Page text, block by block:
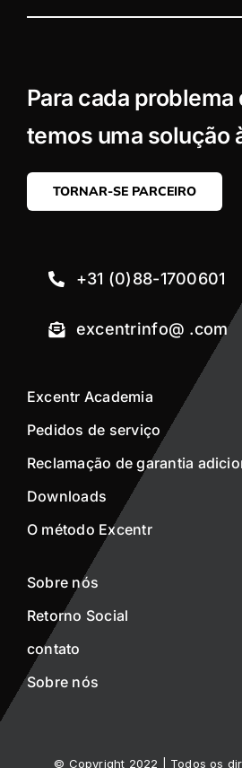
Para cada
temos uma solução
TORNAR-SE PARCEIRO
+31 (0)88-1700601
excentrinfo@ .com
Excentr Academia
Pedidos de serviço
Reclamação de garantia
Downloads
O método Excentr
Sobre nós
Retorno Social
contato
Sobre nós
© Copyright 2022 | Todos os